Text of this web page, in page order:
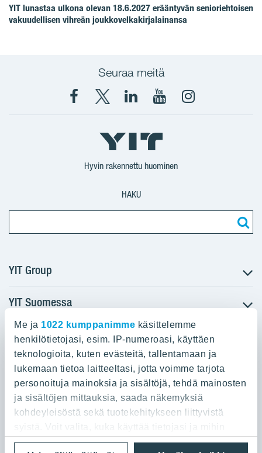
Me ja 1022 kumppanimme käsittelemme
henkilötietojasi, esim. IP-numeroasi, käyttäen
teknologioita, kuten evästeitä, tallentamaan ja
lukemaan tietoa laitteeltasi, jotta voimme tarjota
personoituja mainoksia ja sisältöjä, tehdä mainosten
ja sisältöjen mittauksia, saada näkemyksiä
kohdeyleisöstä sekä tuotekehitykseen liittyvistä
syistä. Voit valita, kuka käyttää tietojasi ja mihin
tarkoituksiin.
YIT lunastaa ulkona olevan 18.6.2027 erääntyvän senioriehtoisen
vakuudellisen vihreän joukkovelkakirjalainansa
Seuraa meitä
Facebook
X
YIT
Suomi
YIT
Corporation
YIT
Corporation
Instagram
Hyvin rakennettu huominen
HAKU
YIT Group
Tietoa YIT:stä
Töihin meille
Sijoittajat
Projektit
Vastuullisuus
Media
Yhteystiedot
YIT Suomessa
Myytävät asunnot
Vuokrattavat toimitilat
Kiinteistösijoittaminen
Infrarakentaminen
Toimitilarakentaminen
Teollisuusrakentaminen
YIT:n pääkonttori
Panuntie 11, PL 36, 00620 Helsinki
020 433 111